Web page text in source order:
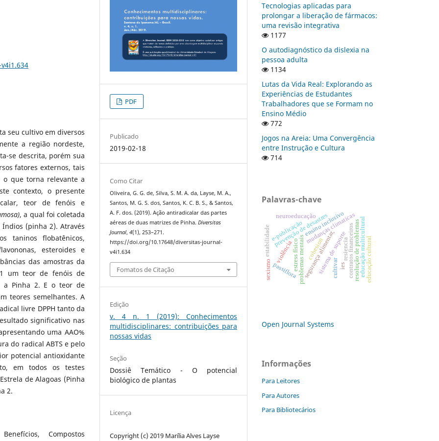
seu cultivo em diversos
a região nordeste,
se descrita, porém sua
fatores externos, tais
o que torna relevante a
contexto, o presente
teor de fenóis e
, a qual foi coletada
(pinha 2). Através
taninos flobatênicos,
esteroides e
das amostras da
1 um teor de fenóis de
a Pinha 2. E o teor de
teores semelhantes. A
livre DPPH tanto da
significativo nas
uma AAO%
do radical ABTS e pelo
potencial antioxidante
em todos os testes
de Alagoas (Pinha
2.
Compostos
PDF
Publicado
2019-02-18
Como Citar
Oliveira, G. G. de, Silva, S. M. A. da, Layse, M. A.,
Santos, M. G. S. dos, Santos, K. C. B. S., & Santos,
A. F. dos. (2019). Ação antiradicalar das partes
aéreas de duas matrizes de Pinha.Diversitas
Journal,4(1), 253–271.
https://doi.org/10.17648/diversitas-journal-
v4i1.634
Fomatos de Citação
Edição
v. 4 n. 1 (2019): Conhecimentos
multidisciplinares: contribuições para
nossas vidas
Seção
Dossiê Temático - O potencial
biológico de plantas
Licença
Copyright (c) 2019 Marília Alves Layse
Tecnologias aplicadas para
prolongar a liberação de fármacos:
uma revisão integrativa
1177
O autodiagnóstico da dislexia na
pessoa adulta
1134
Lutas da Vida Real: Explorando as
Experiências de Estudantes
Trabalhadores que se Formam no
Ensino Médio
772
Jogos na Areia: Uma Convergência
entre Instrução e Cultura
714
Palavras-chave
problemas mentais sistema de suporte
segurança alimentar, resiencia
prevenção de desastresmudanças climaticas
contratos financeiros
estress físico
violência
e-publicação
ies
cohesion
passiflora
estabilidade resolução de problemas
neuroeducação educação multiculturaleducação cultural
ensino inclusivo
cultivar
sexismo
Open Journal Systems
Informações
Para Leitores
Para Autores
Para Bibliotecários